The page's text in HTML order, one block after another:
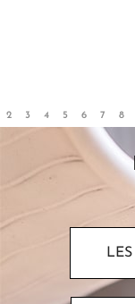
2 3 4 5 6 7 8